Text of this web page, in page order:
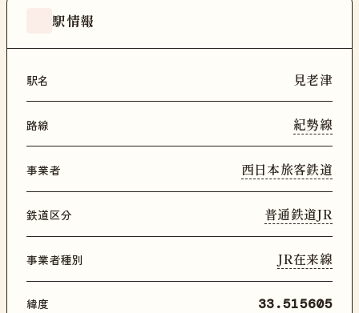
駅情報
駅名 見老津
路線 紀勢線
事業者 西日本旅客鉄道
鉄道区分 普通鉄道JR
事業者種別 JR在来線
緯度 33.515605